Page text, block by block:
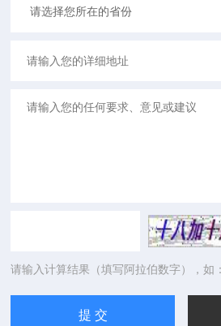
请输入计算结果（填写阿拉伯数字），如